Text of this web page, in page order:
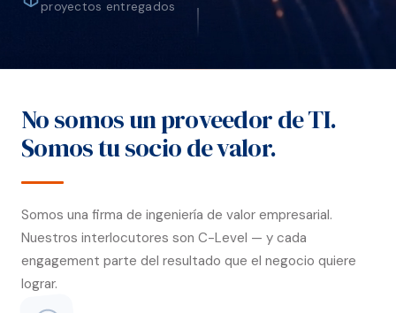
proyectos entregados
No somos un proveedor de TI.
Somos tu socio de valor.
Somos una firma de ingeniería de valor empresarial.
Nuestros interlocutores son C-Level — y cada
engagement parte del resultado que el negocio quiere
lograr.